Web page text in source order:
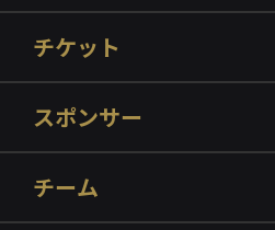
チケット
スポンサー
チーム